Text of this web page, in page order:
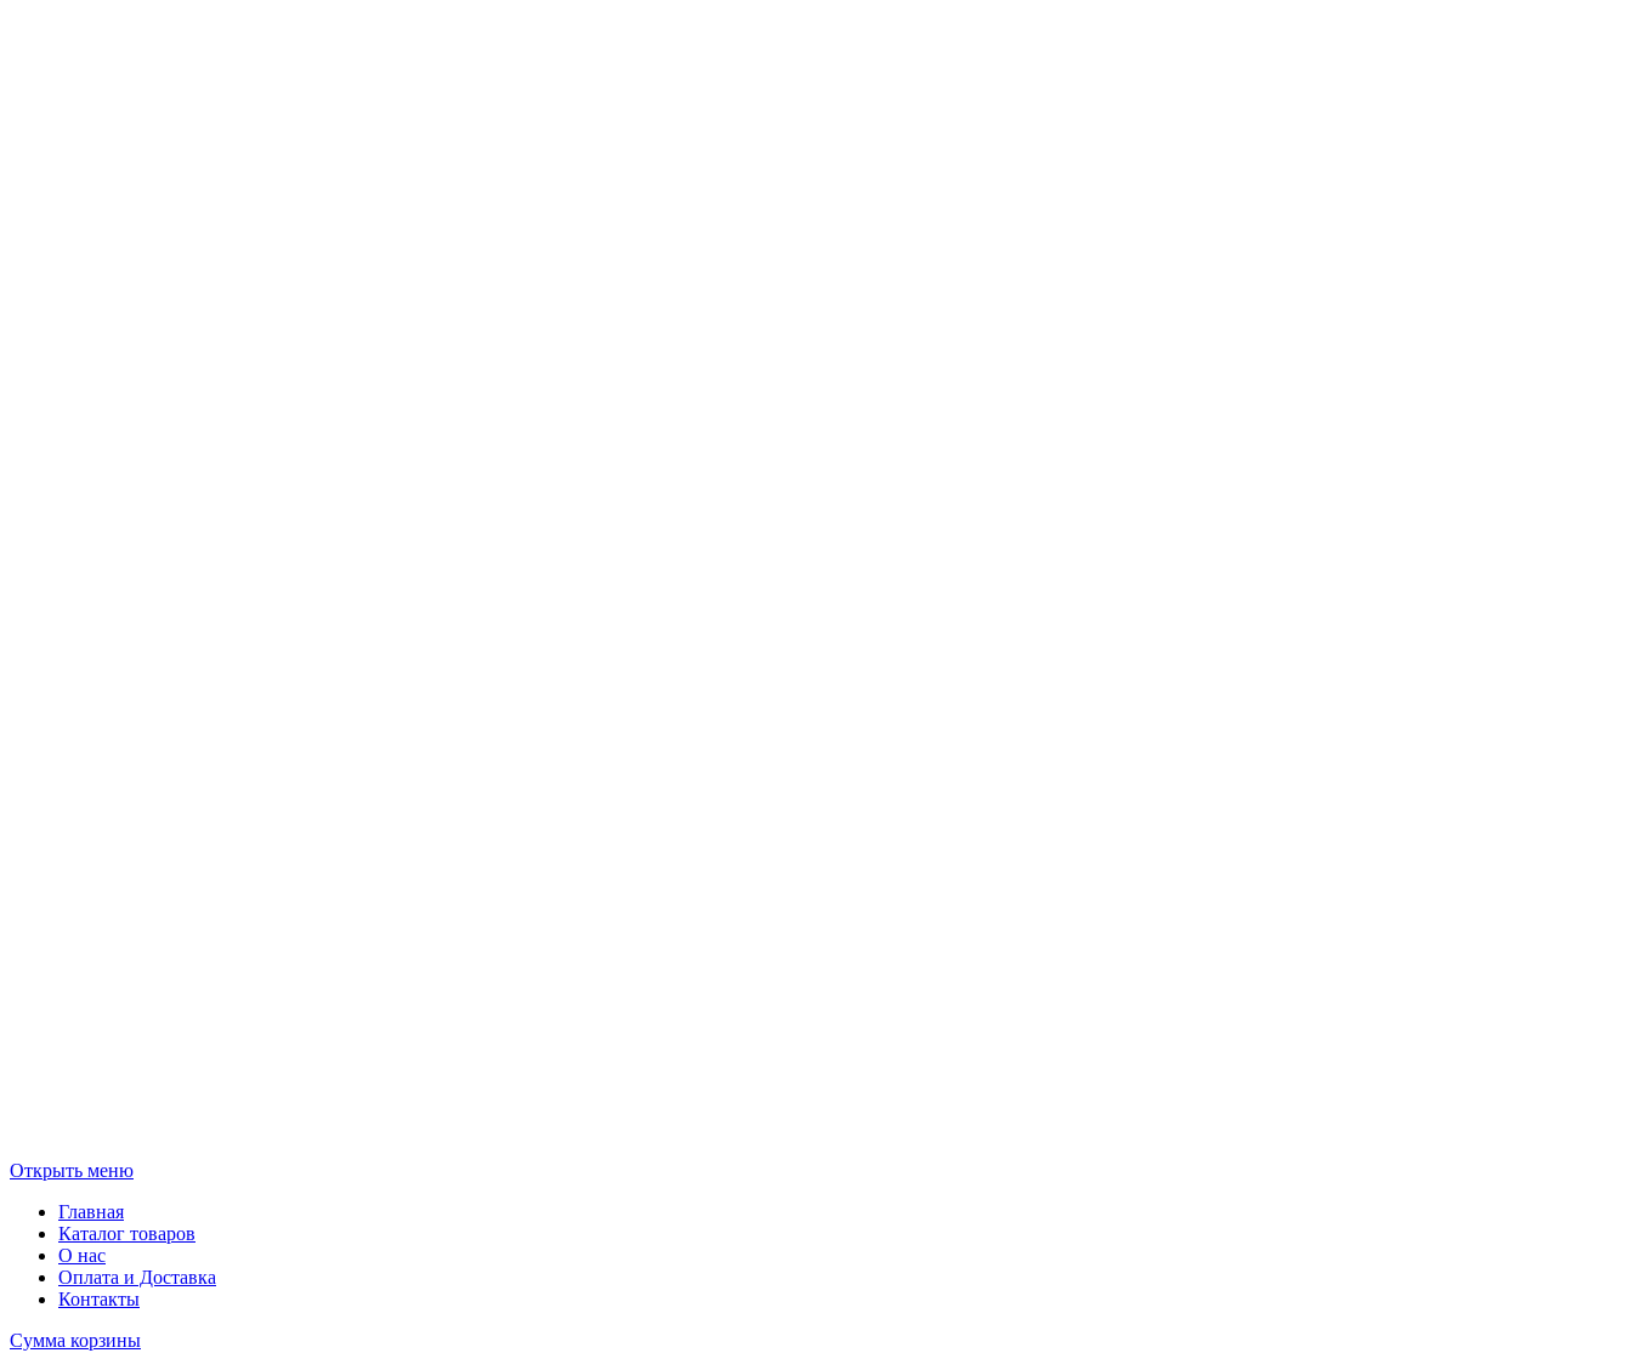
Открыть меню
Главная
Каталог товаров
О нас
Оплата и Доставка
Контакты
Сумма корзины